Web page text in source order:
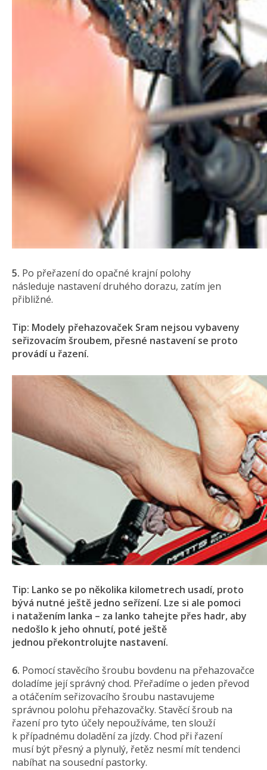
5. Po přeřazení do opačné krajní polohy
následuje nastavení druhého dorazu, zatím jen
přibližné.
Tip: Modely přehazovaček Sram nejsou vybaveny
seřizovacím šroubem, přesné nastavení se proto
provádí u řazení.
Tip: Lanko se po několika kilometrech usadí, proto
bývá nutné ještě jedno seřízení. Lze si ale pomoci
i natažením lanka – za lanko tahejte přes hadr, aby
nedošlo k jeho ohnutí, poté ještě
jednou překontrolujte nastavení.
6. Pomocí stavěcího šroubu bovdenu na přehazovačce
doladíme její správný chod. Přeřadíme o jeden převod
a otáčením seřizovacího šroubu nastavujeme
správnou polohu přehazovačky. Stavěcí šroub na
řazení pro tyto účely nepoužíváme, ten slouží
k případnému doladění za jízdy. Chod při řazení
musí být přesný a plynulý, řetěz nesmí mít tendenci
nabíhat na sousední pastorky.